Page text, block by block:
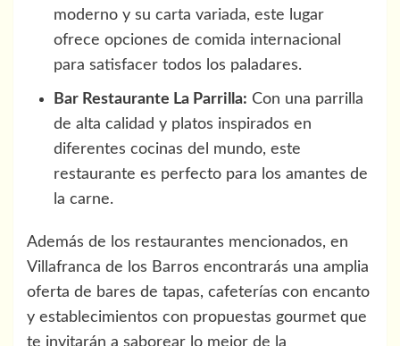
moderno y su carta variada, este lugar
ofrece opciones de comida internacional
para satisfacer todos los paladares.
Bar Restaurante La Parrilla: Con una parrilla
de alta calidad y platos inspirados en
diferentes cocinas del mundo, este
restaurante es perfecto para los amantes de
la carne.
Además de los restaurantes mencionados, en
Villafranca de los Barros encontrarás una amplia
oferta de bares de tapas, cafeterías con encanto
y establecimientos con propuestas gourmet que
te invitarán a saborear lo mejor de la